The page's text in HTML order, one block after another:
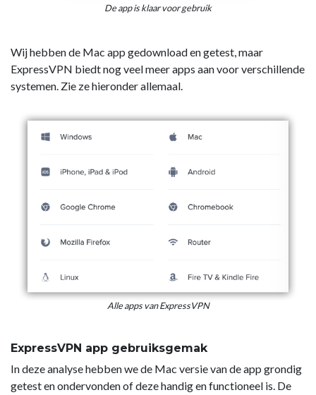
De app is klaar voor gebruik
Wij hebben de Mac app gedownload en getest, maar
ExpressVPN biedt nog veel meer apps aan voor verschillende
systemen. Zie ze hieronder allemaal.
Alle apps van ExpressVPN
ExpressVPN app gebruiksgemak
In deze analyse hebben we de Mac versie van de app grondig
getest en ondervonden of deze handig en functioneel is. De